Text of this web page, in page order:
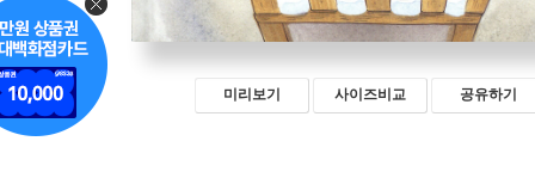
미리보기 사이즈비교 공유하기